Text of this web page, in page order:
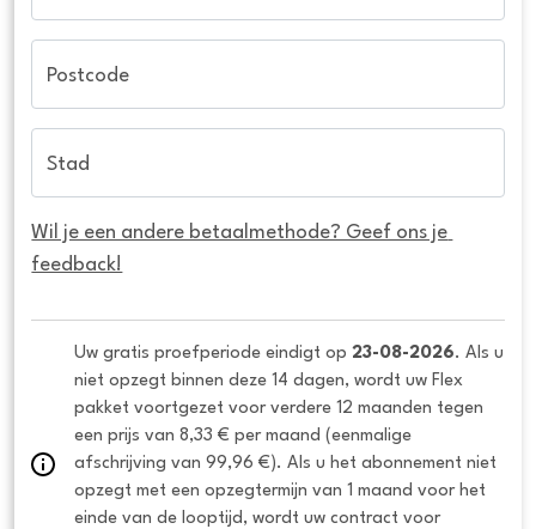
Postcode
Stad
Wil je een andere betaalmethode? Geef ons je
feedback!
Uw gratis proefperiode eindigt op 23-08-2026. Als u
niet opzegt binnen deze 14 dagen, wordt uw Flex
pakket voortgezet voor verdere 12 maanden tegen
een prijs van 8,33 € per maand (eenmalige
afschrijving van 99,96 €). Als u het abonnement niet
opzegt met een opzegtermijn van 1 maand voor het
einde van de looptijd, wordt uw contract voor